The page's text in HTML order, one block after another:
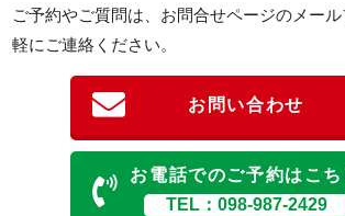
ご予約やご質問は、お問合せページのメー
軽にご連絡ください。
お問い合わせ
お電話でのご予約はこち
TEL：098-987-2429